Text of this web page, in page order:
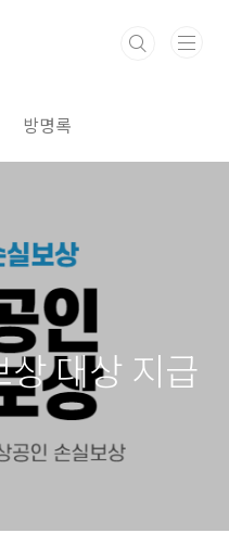
방명록
대상 지급